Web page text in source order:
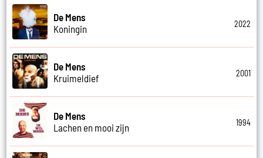
De Mens
Koningin
2022
De Mens
Kruimeldief
2001
De Mens
Lachen en mooi zijn
1994